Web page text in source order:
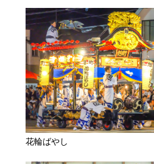
花輪ばやし